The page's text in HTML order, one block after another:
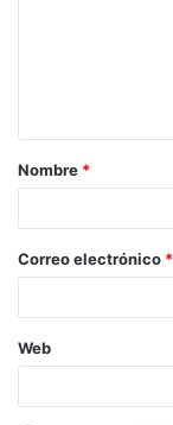
Nombre *
Correo electrónico *
Web